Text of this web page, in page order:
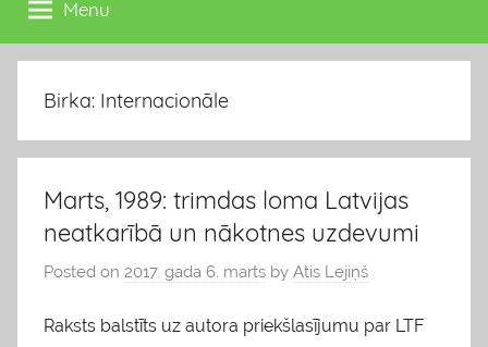
Lejiņš
13.
Saeimas
deputāts
Menu
Birka: Internacionāle
Marts, 1989: trimdas loma Latvijas
neatkarībā un nākotnes uzdevumi
Posted on 2017. gada 6. marts by Atis Lejiņš
Raksts balstīts uz autora priekšlasījumu par LTF